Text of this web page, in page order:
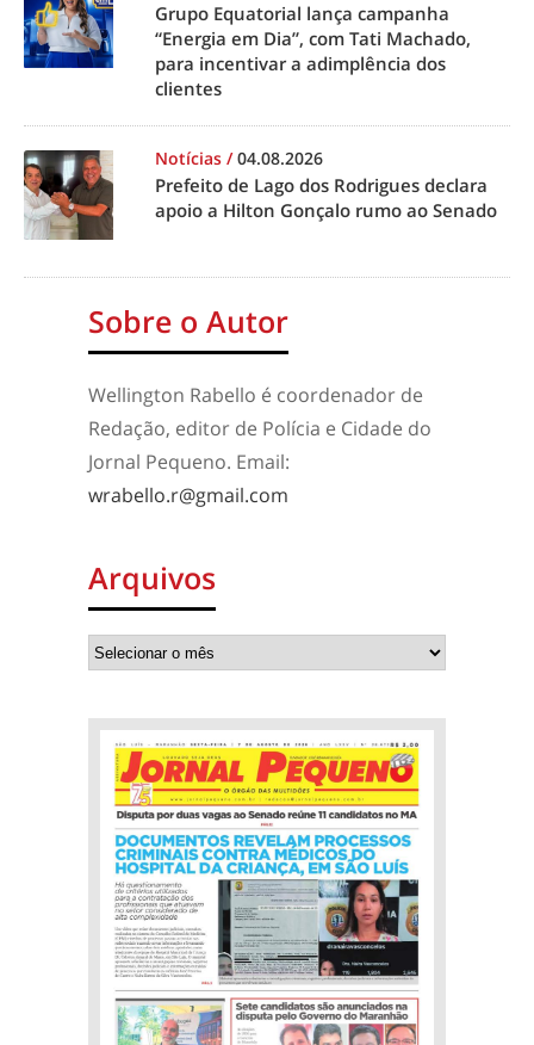
Grupo Equatorial lança campanha
“Energia em Dia”, com Tati Machado,
para incentivar a adimplência dos
clientes
Notícias /04.08.2026
Prefeito de Lago dos Rodrigues declara
apoio a Hilton Gonçalo rumo ao Senado
Sobre o Autor
Wellington Rabello é coordenador de
Redação, editor de Polícia e Cidade do
Jornal Pequeno. Email:
wrabello.r@gmail.com
Arquivos